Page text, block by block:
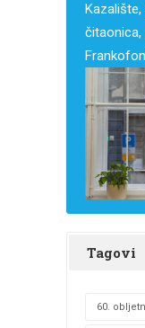
čitaonica,
Tagovi
60.